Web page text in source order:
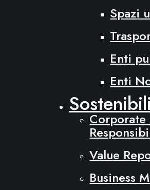
Spazi
Enti
Enti
Corporate
Value
Business